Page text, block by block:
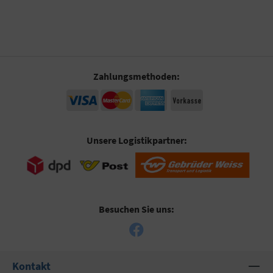
Zahlungsmethoden:
Unsere Logistikpartner:
Besuchen Sie uns:
Kontakt